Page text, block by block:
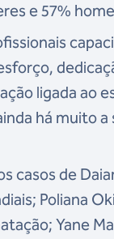
e 57%
ligada ao
há muito a
casos de
Poliana
Yane